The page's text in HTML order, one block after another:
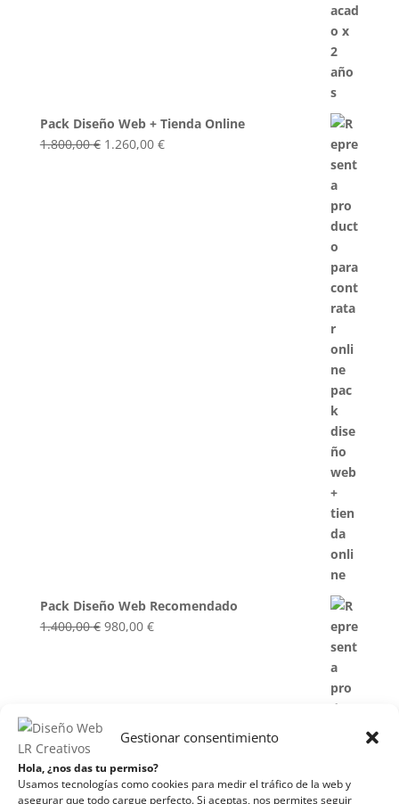
Gestionar consentimiento
Hola, ¿nos das tu permiso?
Usamos tecnologías como cookies para medir el tráfico de la web y
asegurar que todo cargue perfecto. Si aceptas, nos permites seguir
Pack Diseño Web + Tienda Online
1.800,00€ El1.260,00 €El
Pack Diseño Web Recomendado
1.400,00€ El
980,00 €El